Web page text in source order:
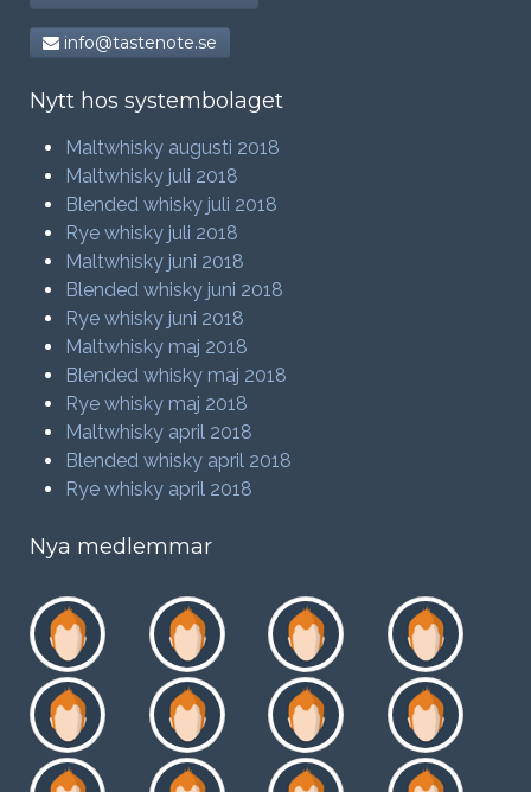
info@tastenote.se
Nytt hos systembolaget
Maltwhisky augusti 2018
Maltwhisky juli 2018
Blended whisky juli 2018
Rye whisky juli 2018
Maltwhisky juni 2018
Blended whisky juni 2018
Rye whisky juni 2018
Maltwhisky maj 2018
Blended whisky maj 2018
Rye whisky maj 2018
Maltwhisky april 2018
Blended whisky april 2018
Rye whisky april 2018
Nya medlemmar